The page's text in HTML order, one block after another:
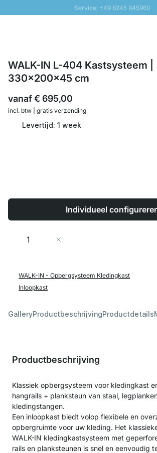
Service: +49 6245 945960
Snelle levering - Gratis verzending
WALK-IN L-404 Kastsysteem |
330x200x45 cm
vanaf€ 695,00
incl. btw | gratis verzending
Levertijd: 1 week
Individueel
Aantal
WALK-IN - Opbergsysteem Kledingkast
Inloopkast
GalleryProductbeschrijvingProductdetails
Productbeschrijving
Klassiek opbergsysteem voor kledingkast
hangrails + planksteun van staal,
kledingstangen.
Een inloopkast biedt volop flexibele en
opbergruimte voor uw kleding. Het
WALK-IN kledingkastsysteem met
rails en planksteunen is snel en eenvoudig